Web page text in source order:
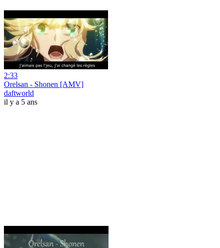
2:33
Orelsan - Shonen [AMV]
daftworld
il y a 5 ans